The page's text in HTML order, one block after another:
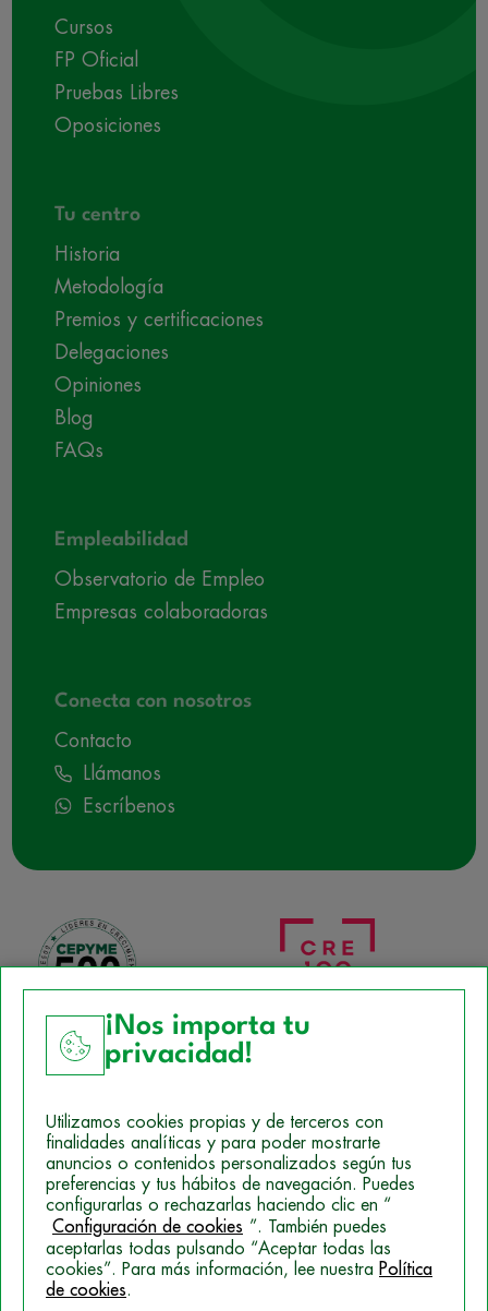
Cursos
FP Oficial
Pruebas Libres
Oposiciones
Tu centro
Historia
Metodología
Premios y certificaciones
Delegaciones
Opiniones
Blog
FAQs
Empleabilidad
Observatorio de Empleo
Empresas colaboradoras
Conecta con nosotros
Contacto
Llámanos
Escríbenos
Política de Cookies
Mapa del sitio
Politica de Privacidad
© 2026 Campus Training
¡Nos importa tu
privacidad!
Utilizamos cookies propias y de terceros con
finalidades analíticas y para poder mostrarte
anuncios o contenidos personalizados según tus
preferencias y tus hábitos de navegación. Puedes
configurarlas o rechazarlas haciendo clic en “
Configuración de cookies ”. También puedes
aceptarlas todas pulsando “Aceptar todas las
cookies”. Para más información, lee nuestra Política
de cookies.